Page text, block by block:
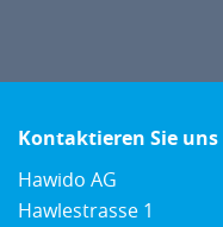
Kontaktieren Sie uns
Hawido AG
Hawlestrasse 1